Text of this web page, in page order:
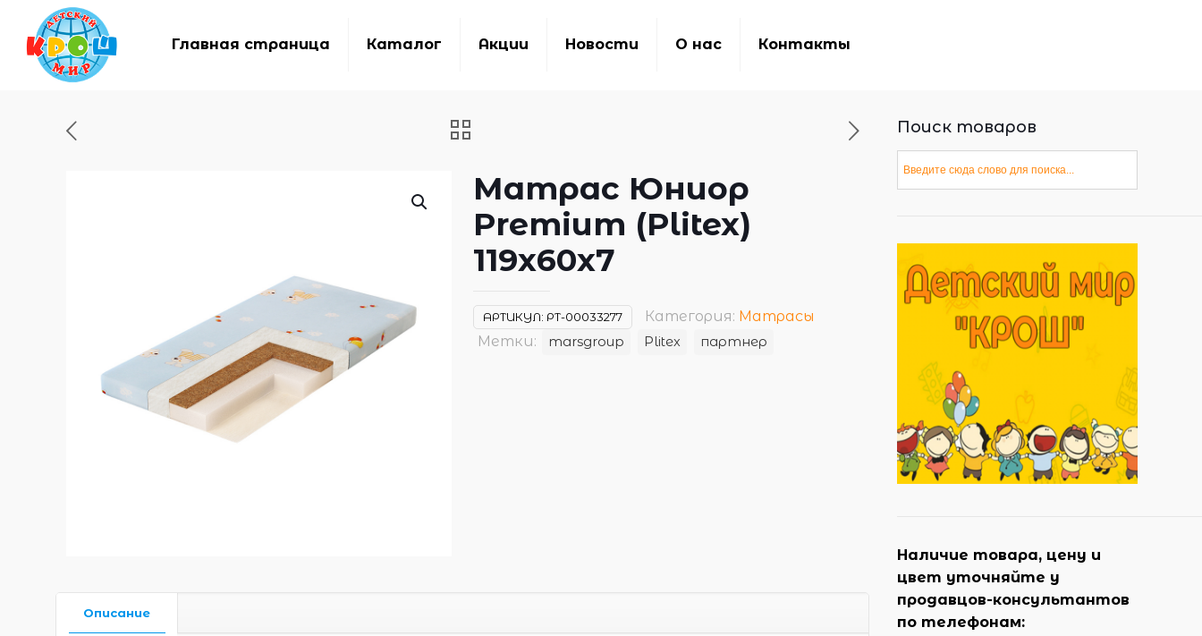
Главная страница Каталог Акции Новости О нас Контакты
Матрас Юниор
Premium (Plitex)
119х60х7
АРТИКУЛ: РТ-00033277 Категория: Матрасы
Метки:
marsgroup Plitex партнер
Описание
Поиск товаров
Наличие товара, цену и
цвет уточняйте у
продавцов-консультантов
по телефонам: